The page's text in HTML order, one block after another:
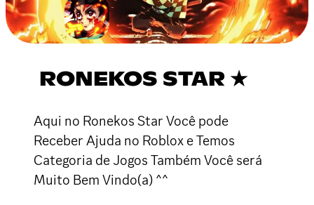
RONEKOS STAR ★
Aqui no Ronekos Star Você pode
Receber Ajuda no Roblox e Temos
Categoria de Jogos Também Você será
Muito Bem Vindo(a) ^^